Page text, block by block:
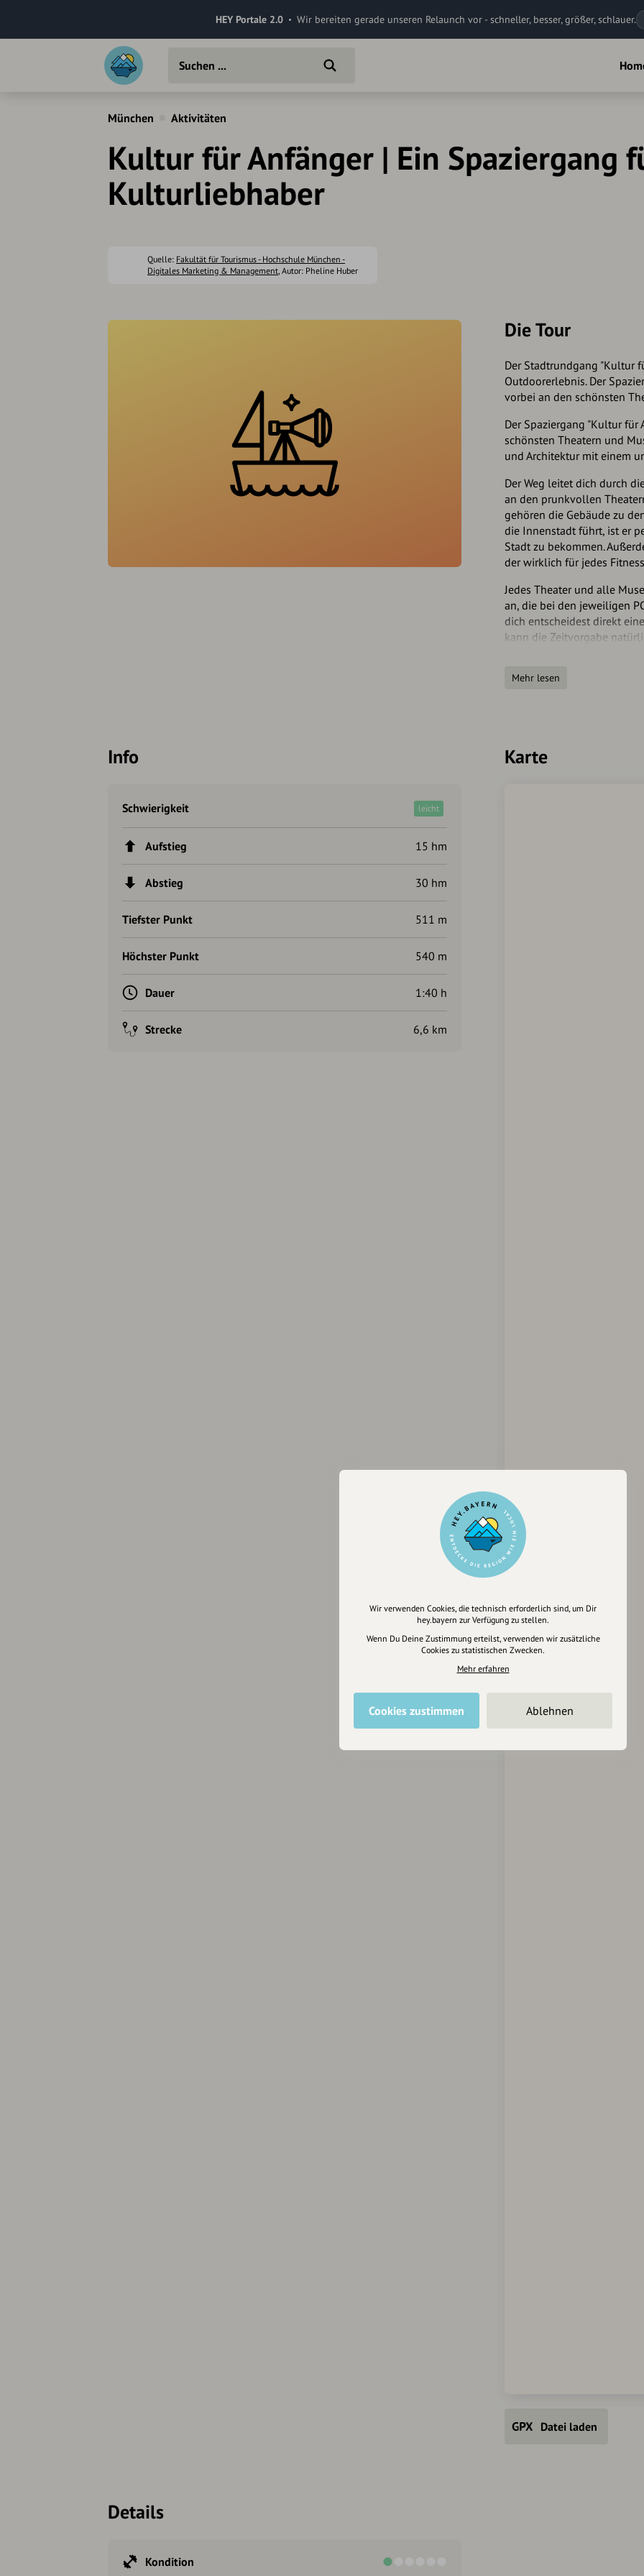
HEY Portale 2.0 Wir bereiten gerade unseren Relaunch vor - schneller, besser, größer, schlauer.
München Aktivitäten
Kultur für Anfänger | Ein Spaziergang
Kulturliebhaber
Quelle: Fakultät für Tourismus - Hochschule München -
Digitales Marketing & Management, Autor: Pheline Huber
Die Tour
Der Stadtrundgang "Kultur
Outdoorerlebnis. Der
vorbei an den schönsten
Der Spaziergang "Kultur
schönsten Theatern und
und Architektur mit einem
Der Weg leitet dich durch
an den prunkvollen
gehören die Gebäude zu
die Innenstadt führt, ist er
Stadt zu bekommen.
der wirklich für jedes
Jedes Theater und alle
an, die bei den jeweiligen
dich entscheidest direkt
kann die Zeitvorgabe
an welchen der Track
Museen und Theatern aus.
Mehr lesen
Info
Schwierigkeit leicht
Aufstieg 15 hm
Abstieg 30 hm
Tiefster Punkt 511 m
Höchster Punkt 540 m
Dauer 1:40 h
Strecke 6,6 km
Karte
Datei laden
Details
Kondition
Wir verwenden Cookies, die technisch erforderlich sind, um Dir
hey.bayern zur Verfügung zu stellen.
Wenn Du Deine Zustimmung erteilst, verwenden wir zusätzliche
Cookies zu statistischen Zwecken.
Mehr erfahren
Cookies zustimmen Ablehnen